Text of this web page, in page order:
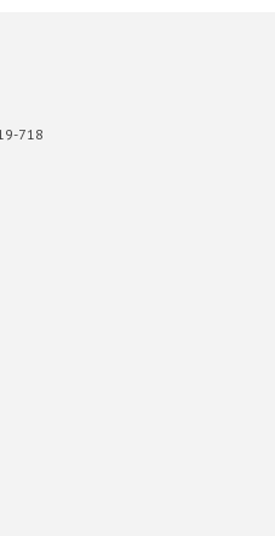
718